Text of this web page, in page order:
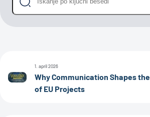
1. april 2026
Why Communication Shapes
of EU Projects